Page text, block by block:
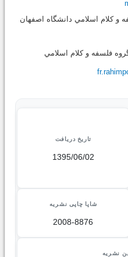
و کلام اسلامي دانشگاه اصفهان
فلسفه و کلام اسلامي
تاریخ دریافت
1395/06/02
شاپا چاپی نشریه
2008-8876
نشریه